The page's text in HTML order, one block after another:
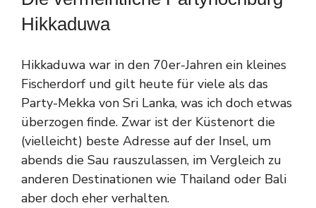
Hikkaduwa
Hikkaduwa war in den 70er-Jahren ein kleines
Fischerdorf und gilt heute für viele als das
Party-Mekka von Sri Lanka, was ich doch etwas
überzogen finde. Zwar ist der Küstenort die
(vielleicht) beste Adresse auf der Insel, um
abends die Sau rauszulassen, im Vergleich zu
anderen Destinationen wie Thailand oder Bali
aber doch eher verhalten.